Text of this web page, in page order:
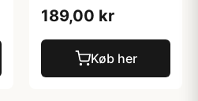
189,00 kr
Køb her